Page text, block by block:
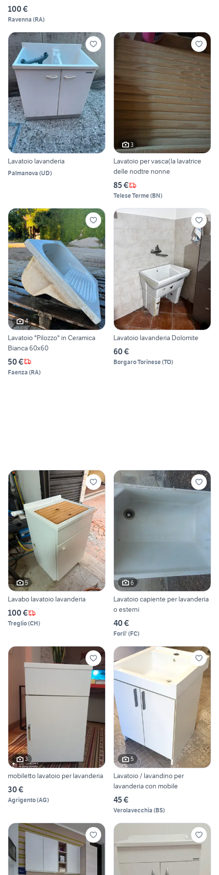
100 €
Ravenna (RA)
Lavatoio lavanderia
Palmanova (UD)
3
Lavatoio per vasca(la lavatrice
delle nodtre nonne
85 €
Telese Terme(BN)
4
Lavatoio "Pilozzo" in Ceramica
Bianca 60x60
50 €
Faenza (RA)
Lavatoio lavanderia Dolomite
60 €
Borgaro Torinese(TO)
5
Lavabo lavatoio lavanderia
100 €
Treglio(CH)
6
Lavatoio capiente per lavanderia
o esterni
40 €
Forli' (FC)
3
mobiletto lavatoio per lavanderia
30 €
Agrigento(AG)
5
Lavatoio / lavandino per
lavanderia con mobile
45 €
Verolavecchia (BS)